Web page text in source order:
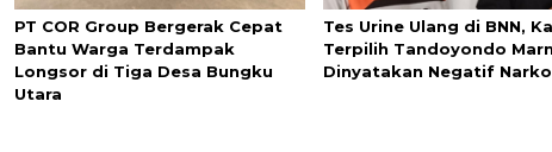
PT COR Group Bergerak Cepat
Bantu Warga Terdampak
Longsor di Tiga Desa Bungku
Utara
Tes Urine Ulang di BNN,
Terpilih Tandoyondo
Dinyatakan Negatif